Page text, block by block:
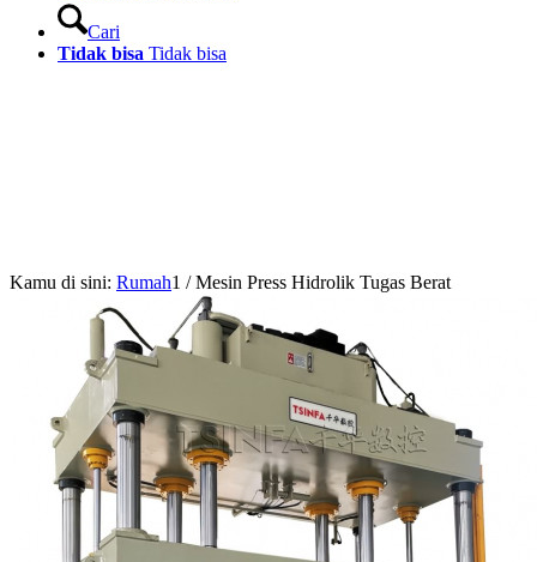
Cari
Tidak bisa Tidak bisa
Kamu di sini: Rumah1 / Mesin Press Hidrolik Tugas Berat